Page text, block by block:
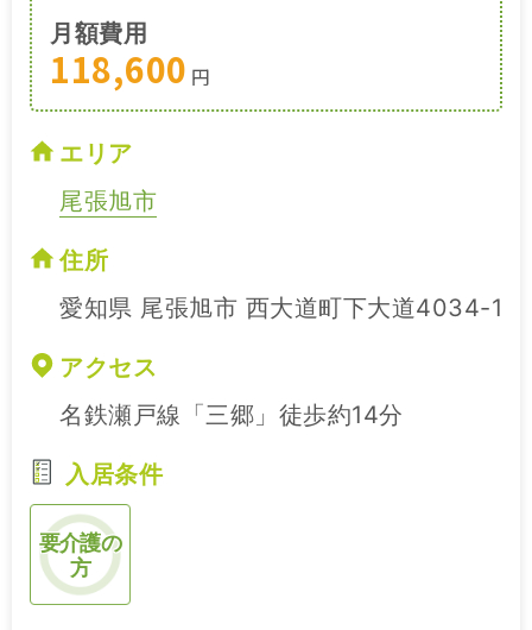
月額費用
118,600 円
エリア
尾張旭市
住所
愛知県 尾張旭市 西大道町下大道4034-1
アクセス
名鉄瀬戸線「三郷」徒歩約14分
入居条件
要介護の
方